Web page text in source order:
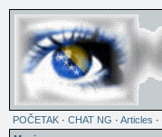
POČETAK · CHAT NG · Articles ·